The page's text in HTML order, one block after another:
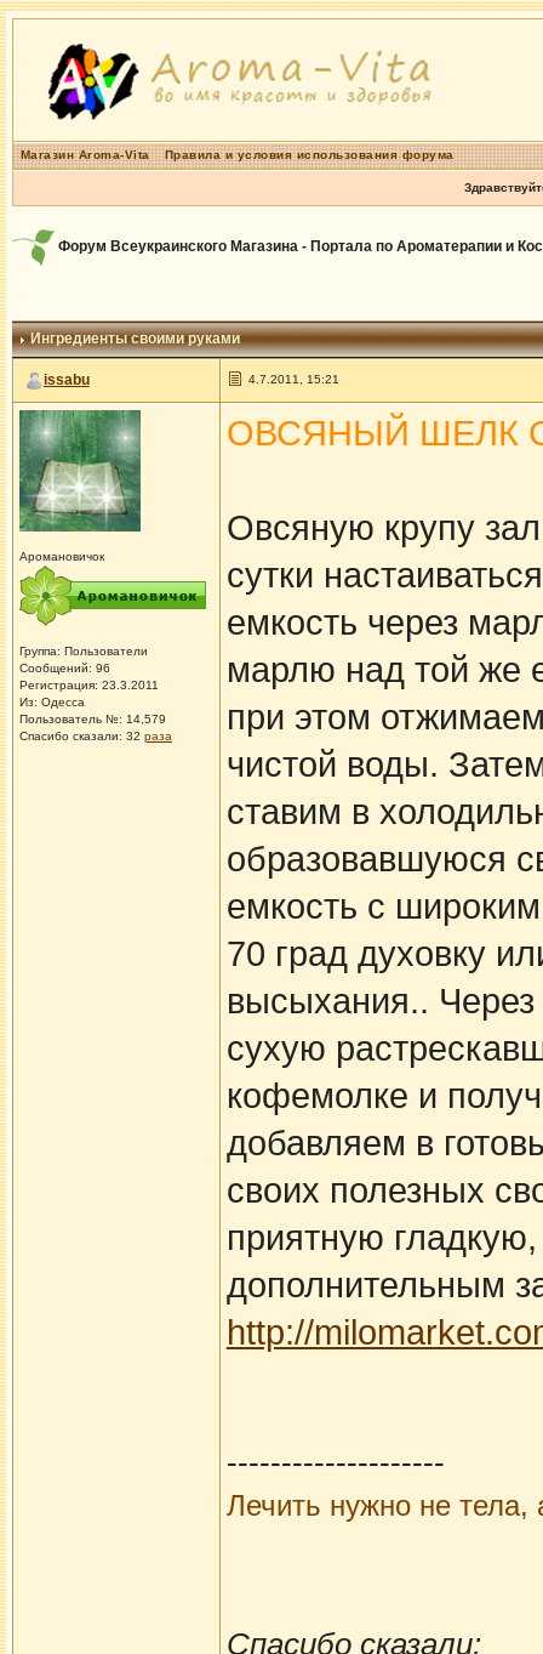
Магазин Aroma-Vita Правила и условия использования форума
Форум Всеукраинского Магазина - Портала по Ароматерапии и
Ингредиенты своими руками
issabu 4.7.2011, 15:21
Аромановичок
Группа: Пользователи
Сообщений: 96
Регистрация: 23.3.2011
Из: Одесса
Пользователь №: 14,579
Спасибо сказали: 32 раза
ОВСЯНЫЙ ШЕЛК
Овсяную крупу
сутки
емкость через
марлю над той же
при этом
чистой воды.
ставим в
образовавшуюся
емкость с
70 град духовку
высыхания.. Через
сухую
кофемолке и
добавляем в
своих полезных
приятную
дополнительным
http://
--------------------
Лечить нужно не тела,
Спасибо сказали: